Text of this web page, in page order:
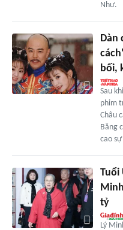
Như.
Dàn
bối,
Sau
phim
Châu
Băng
cao
Tuổi
tỷ
Lý